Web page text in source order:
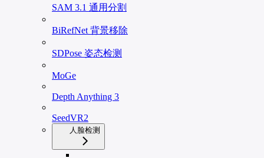
SAM 3.1 通用分割
BiRefNet 背景移除
SDPose 姿态检测
MoGe
Depth Anything 3
SeedVR2
人脸检测